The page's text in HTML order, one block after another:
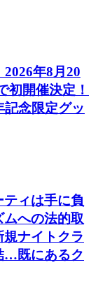
2026年8月20
初開催決定！
念限定グッ
ィは手に負
への法的取
ナイトクラ
…既にあるク